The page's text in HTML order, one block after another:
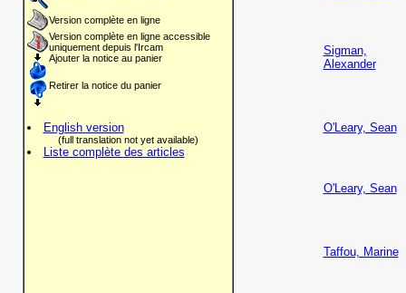
Version complète en ligne
Version complète en ligne accessible
uniquement depuis l'Ircam
Ajouter la notice au panier
Retirer la notice du panier
English version
(full translation not yet available)
Liste complète des articles
Sigman,
Alexander
O'Leary, Sean
O'Leary, Sean
Taffou, Marine